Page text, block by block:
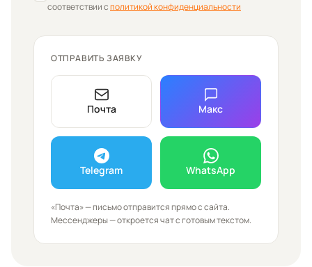
соответствии сполитикой конфиденциальности
ОТПРАВИТЬ ЗАЯВКУ
Почта Макс
Telegram WhatsApp
«Почта» — письмо отправится прямо с сайта.
Мессенджеры — откроется чат с готовым текстом.